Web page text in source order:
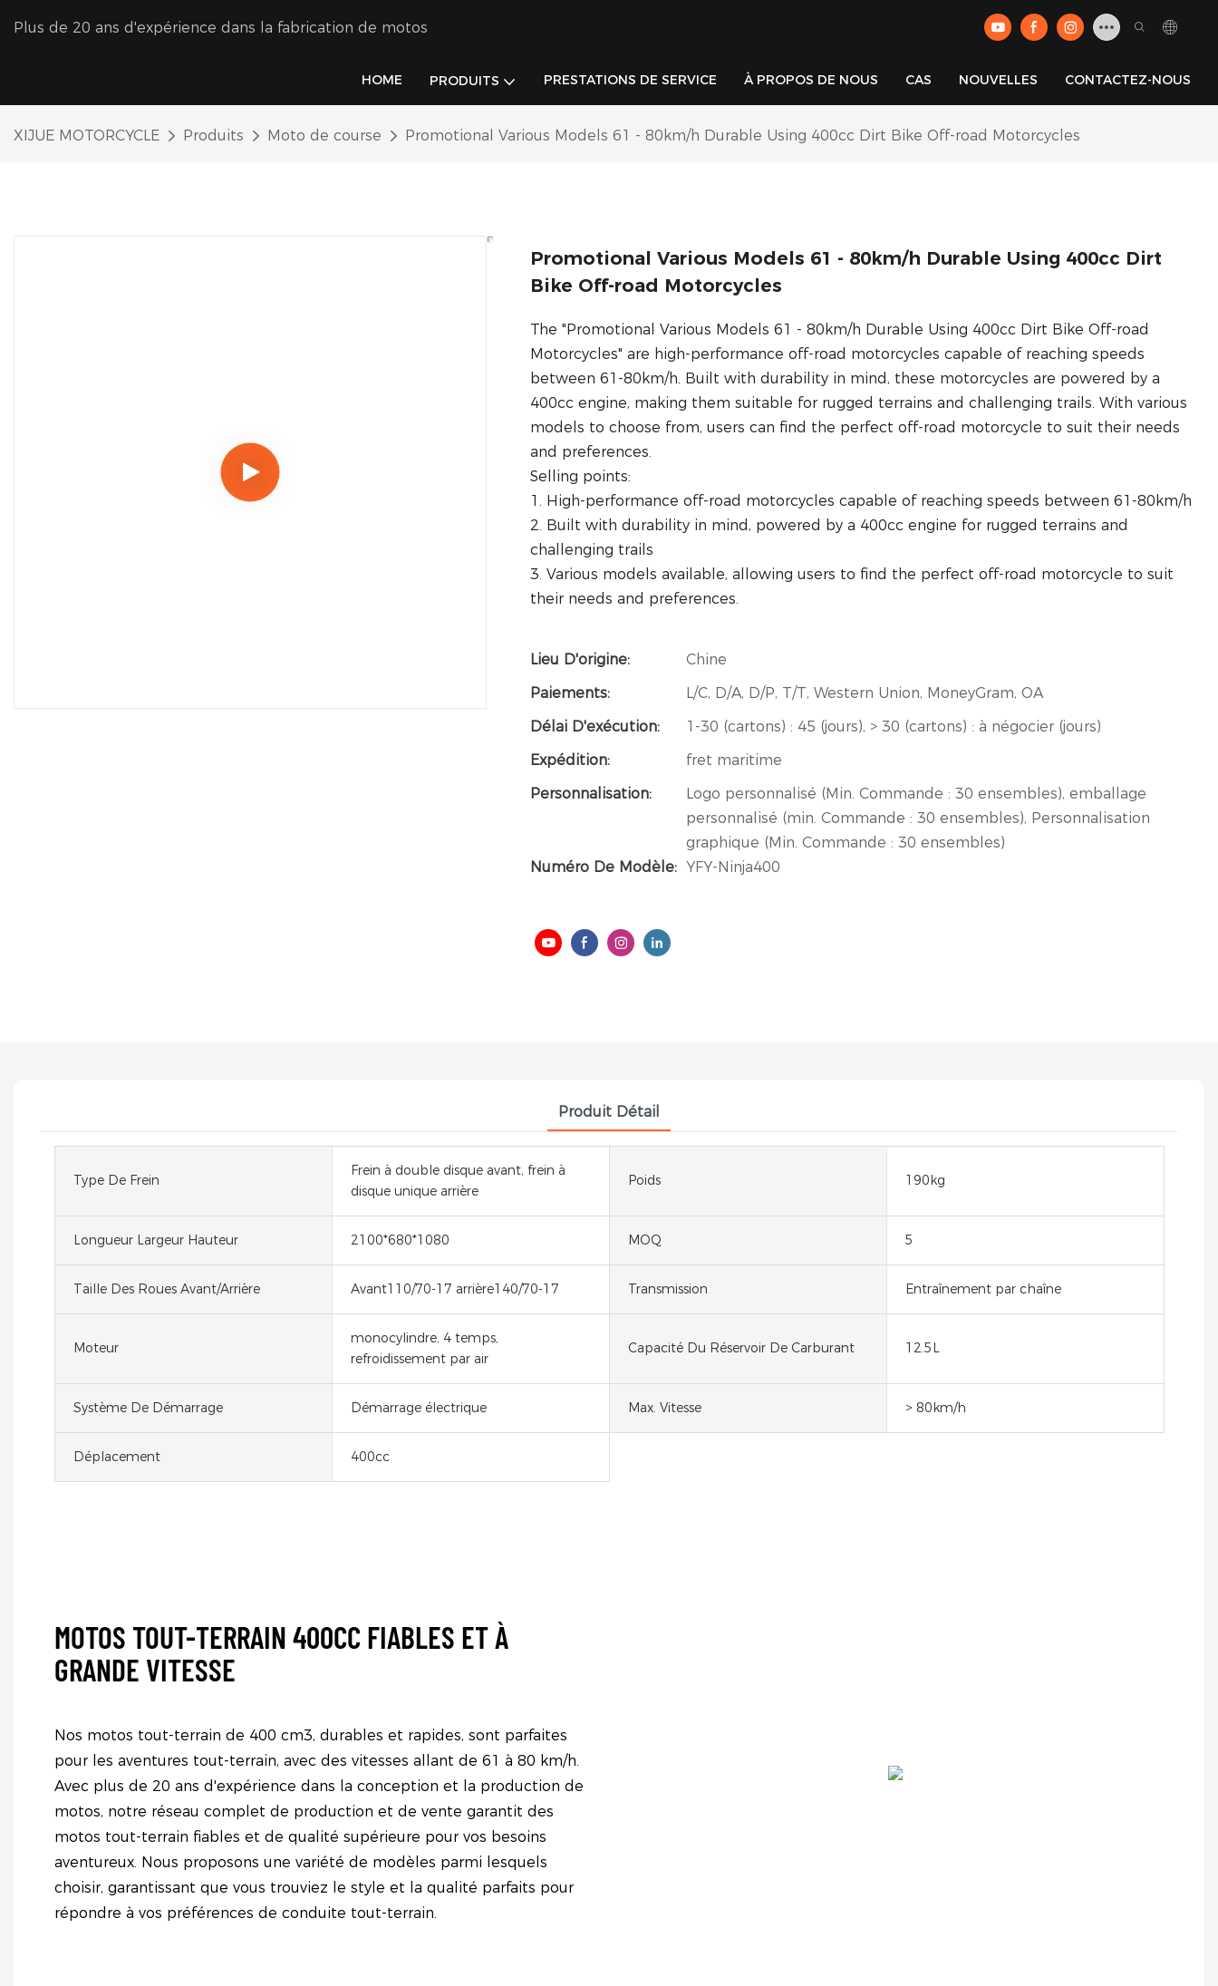
Plus de 20 ans d'expérience dans la fabrication de motos
HOME PRODUITS PRESTATIONS DE SERVICE À PROPOS DE NOUS CAS NOUVELLES CONTACTEZ-NOUS
XIJUE MOTORCYCLE Produits Moto de course Promotional Various Models 61 - 80km/h Durable Using 400cc Dirt Bike Off-road Motorcycles
Promotional Various Models 61 - 80km/h Durable Using 400cc Dirt
Bike Off-road Motorcycles
The "Promotional Various Models 61 - 80km/h Durable Using 400cc Dirt Bike Off-road
Motorcycles" are high-performance off-road motorcycles capable of reaching speeds
between 61-80km/h. Built with durability in mind, these motorcycles are powered by a
400cc engine, making them suitable for rugged terrains and challenging trails. With various
models to choose from, users can find the perfect off-road motorcycle to suit their needs
and preferences.
Selling points:
1. High-performance off-road motorcycles capable of reaching speeds between 61-80km/h
2. Built with durability in mind, powered by a 400cc engine for rugged terrains and
challenging trails
3. Various models available, allowing users to find the perfect off-road motorcycle to suit
their needs and preferences.
Lieu D'origine:
Chine
Paiements:
L/C, D/A, D/P, T/T, Western Union, MoneyGram, OA
Délai D'exécution:
1-30 (cartons) : 45 (jours), > 30 (cartons) : à négocier (jours)
Expédition:
fret maritime
Personnalisation:
Logo personnalisé (Min. Commande : 30 ensembles), emballage
personnalisé (min. Commande : 30 ensembles), Personnalisation
graphique (Min. Commande : 30 ensembles)
Numéro De Modèle: YFY-Ninja400
Produit Détail
Type De Frein
Frein à double disque avant, frein à
disque unique arrière
Poids 190kg
Longueur Largeur Hauteur 2100*680*1080 MOQ 5
Taille Des Roues Avant/arrière Avant110/70-17 arrière140/70-17 Transmission Entraînement par chaîne
Moteur
monocylindre, 4 temps,
refroidissement par air
Capacité Du Réservoir De Carburant 12.5L
Système De Démarrage Démarrage électrique Max. Vitesse > 80km/h
Déplacement 400cc
MOTOS TOUT-TERRAIN 400CC FIABLES ET À
GRANDE VITESSE
Nos motos tout-terrain de 400 cm3, durables et rapides, sont parfaites
pour les aventures tout-terrain, avec des vitesses allant de 61 à 80 km/h.
Avec plus de 20 ans d'expérience dans la conception et la production de
motos, notre réseau complet de production et de vente garantit des
motos tout-terrain fiables et de qualité supérieure pour vos besoins
aventureux. Nous proposons une variété de modèles parmi lesquels
choisir, garantissant que vous trouviez le style et la qualité parfaits pour
répondre à vos préférences de conduite tout-terrain.